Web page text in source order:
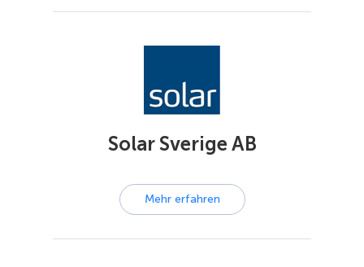
Solar Sverige AB
Mehr erfahren